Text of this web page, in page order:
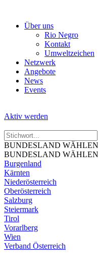
Über uns
Rio Negro
Kontakt
Umweltzeichen
Netzwerk
Angebote
News
Events
Aktiv werden
BUNDESLAND WÄHLEN
BUNDESLAND WÄHLEN
Burgenland
Kärnten
Niederösterreich
Oberösterreich
Salzburg
Steiermark
Tirol
Vorarlberg
Wien
Verband Österreich